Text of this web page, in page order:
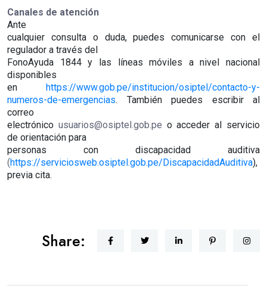
Canales de atención
Ante
cualquier consulta o duda, puedes comunicarse con el
regulador a través del
FonoAyuda 1844 y las líneas móviles a nivel nacional
disponibles
en https://www.gob.pe/institucion/osiptel/contacto-y-
numeros-de-emergencias. También puedes escribir al
correo
electrónico usuarios@osiptel.gob.pe o acceder al servicio
de orientación para
personas con discapacidad auditiva
(https://serviciosweb.osiptel.gob.pe/DiscapacidadAuditiva),
previa cita.
Share: